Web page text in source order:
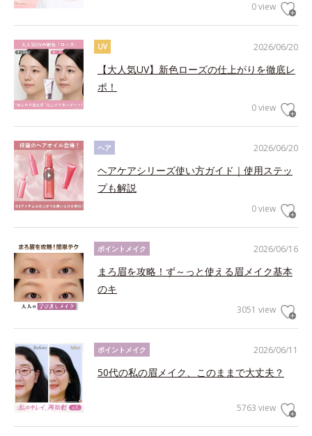
0 view
2026/06/20
UV
【大人気UV】新色ローズの仕上がりを徹底レ
ポ！
0 view
2026/06/20
ヘア
ヘアケアシリーズ使い方ガイド｜使用ステッ
プも解説
0 view
2026/06/16
ポイントメイク
まろ眉を攻略！ず～っと使える眉メイク基本
のキ
3051 view
2026/06/11
ポイントメイク
50代の私の眉メイク、このままで大丈夫？
5763 view